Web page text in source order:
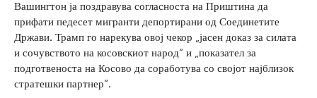
Вашингтон ја поздравува согласноста на Приштина да
прифати педесет мигранти депортирани од Соединетите
Држави. Трамп го нарекува овој чекор „јасен доказ за силата
и сочувството на косовскиот народ“ и „показател за
подготвеноста на Косово да соработува со својот најблизок
стратешки партнер“.